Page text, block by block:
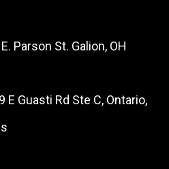
Parson St. Galion, OH
Guasti Rd Ste C, Ontario,